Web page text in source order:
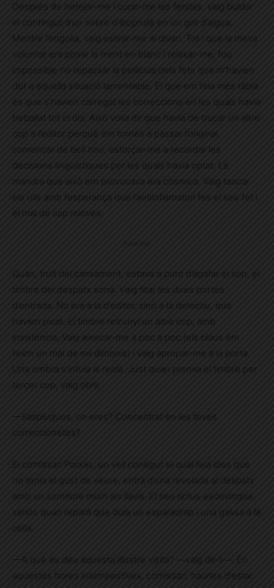
Després de netejar-me i curar-me les ferides, vaig buidar
el contingut d’un sobre d’iboprufè en un got d’aigua.
Mentre l’engolia, vaig estirar-me al divan. Tot i que la meva
voluntat era posar la ment en blanc i relaxar-me, fou
impossible no repassar la pel·lícula dels fets que m’havien
dut a aquella situació lamentable. El que em feia més ràbia
és que s’havien carregat les correccions en les quals havia
treballat tot el dia. Això volia dir que havia de trucar un altre
cop a l’editor perquè em tornés a passar l’original,
començar de bell nou, esforçar-me a recordar les
decisions lingüístiques per les quals havia optat. La
mandra que això em provocava era còsmica. Vaig tancar
els ulls amb l’esperança que l’antiinflamatori fes el seu fet i
el mal de cap minvés.
Quan, fruit del cansament, estava a punt d’agafar el son, el
timbre del despatx sonà. Vaig fitar les dues portes
d’entrada. No era a la d’editor, sinó a la detectiu, que
havien picat. El timbre retrunyí un altre cop, amb
insistència. Vaig aixecar-me a poc a poc (els blaus em
feien un mal de mil dimonis) i vaig apropar-me a la porta.
Una ombra s’intuïa al replà. Just quan premia el timbre per
tercer cop, vaig obrir.
—Sasplugues, on eres? Concentrat en les teves
correccionetes?
El comissari Porxas, un vell conegut el qual feia dies que
no tenia el gust de veure, entrà d’una revolada al despatx
amb un somriure murri als llavis. El seu rictus esdevingué
seriós quan reparà que duia un esparadrap i una gassa a la
cella.
—A què es deu aquesta il·lustre visita? —vaig dir-li—. En
aquestes hores intempestives, comissari, hauries d’estar